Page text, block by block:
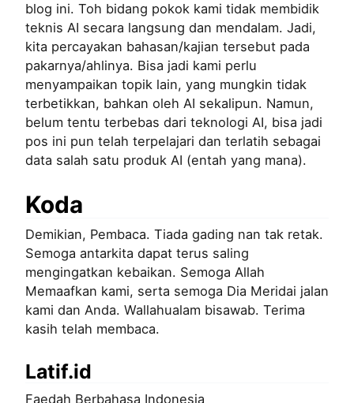
blog ini. Toh bidang pokok kami tidak membidik
teknis AI secara langsung dan mendalam. Jadi,
kita percayakan bahasan/kajian tersebut pada
pakarnya/ahlinya. Bisa jadi kami perlu
menyampaikan topik lain, yang mungkin tidak
terbetikkan, bahkan oleh AI sekalipun. Namun,
belum tentu terbebas dari teknologi AI, bisa jadi
pos ini pun telah terpelajari dan terlatih sebagai
data salah satu produk AI (entah yang mana).
Koda
Demikian, Pembaca. Tiada gading nan tak retak.
Semoga antarkita dapat terus saling
mengingatkan kebaikan. Semoga Allah
Memaafkan kami, serta semoga Dia Meridai jalan
kami dan Anda. Wallahualam bisawab. Terima
kasih telah membaca.
Latif.id
Faedah Berbahasa Indonesia